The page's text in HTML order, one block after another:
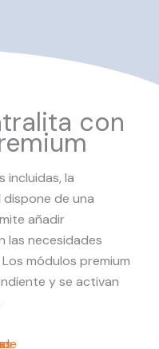
con
incluidas, la
dispone de una
añadir
las necesidades
módulos premium
y se activan